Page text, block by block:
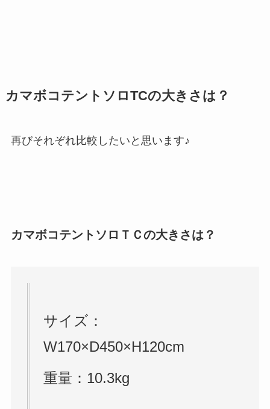
カマボコテントソロTCの大きさは？
再びそれぞれ比較したいと思います♪
カマボコテントソロＴＣの大きさは？
サイズ：
W170×D450×H120cm
重量：10.3kg